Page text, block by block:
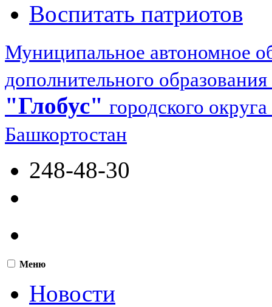
Воспитать патриотов
Муниципальное автономное
дополнительного образования
"Глобус" городского
Башкортостан
248-48-30
Меню
Новости